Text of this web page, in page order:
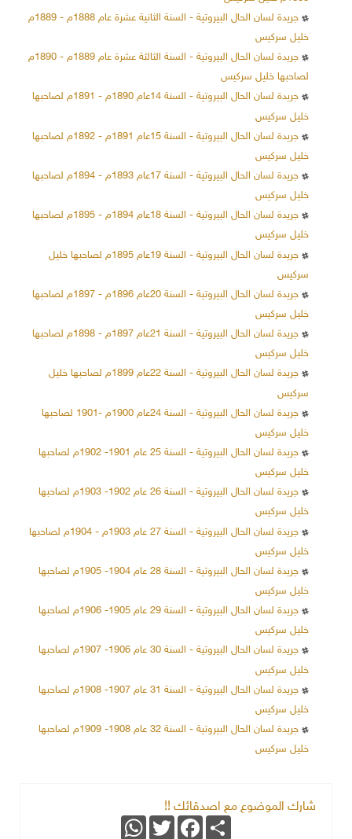
جريدة لسان الحال البيروتية - السنة الثانية عشرة عام 1888م - 1889م
خليل سركيس
جريدة لسان الحال البيروتية - السنة الثالثة عشرة عام 1889م - 1890م
لصاحبها خليل سركيس
جريدة لسان الحال البيروتية - السنة 14عام 1890م - 1891م لصاحبها
خليل سركيس
جريدة لسان الحال البيروتية - السنة 15عام 1891م - 1892م لصاحبها
خليل سركيس
جريدة لسان الحال البيروتية - السنة 17عام 1893م - 1894م لصاحبها
خليل سركيس
جريدة لسان الحال البيروتية - السنة 18عام 1894م - 1895م لصاحبها
خليل سركيس
جريدة لسان الحال البيروتية - السنة 19عام 1895م لصاحبها خليل
سركيس
جريدة لسان الحال البيروتية - السنة 20عام 1896م - 1897م لصاحبها
خليل سركيس
جريدة لسان الحال البيروتية - السنة 21عام 1897م - 1898م لصاحبها
خليل سركيس
جريدة لسان الحال البيروتية - السنة 22عام 1899م لصاحبها خليل
سركيس
جريدة لسان الحال البيروتية - السنة 24عام 1900م -1901 لصاحبها
خليل سركيس
جريدة لسان الحال البيروتية - السنة 25 عام 1901- 1902م لصاحبها
خليل سركيس
جريدة لسان الحال البيروتية - السنة 26 عام 1902- 1903م لصاحبها
خليل سركيس
جريدة لسان الحال البيروتية - السنة 27 عام 1903م - 1904م لصاحبها
خليل سركيس
جريدة لسان الحال البيروتية - السنة 28 عام 1904- 1905م لصاحبها
خليل سركيس
جريدة لسان الحال البيروتية - السنة 29 عام 1905- 1906م لصاحبها
خليل سركيس
جريدة لسان الحال البيروتية - السنة 30 عام 1906- 1907م لصاحبها
خليل سركيس
جريدة لسان الحال البيروتية - السنة 31 عام 1907- 1908م لصاحبها
خليل سركيس
جريدة لسان الحال البيروتية - السنة 32 عام 1908- 1909م لصاحبها
خليل سركيس
شارك الموضوع مع اصدقائك !!
Share
Facebook
Twitter
WhatsApp